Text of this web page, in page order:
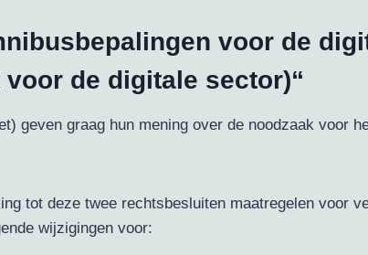
voor de
de digitale sector)“
geven graag hun mening over de noodzaak voor
tot deze twee rechtsbesluiten maatregelen voor
wijzigingen voor: